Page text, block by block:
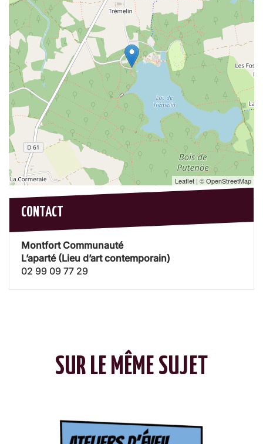
Leaflet | ©OpenStreetMap
CONTACT
Montfort Communauté
L’aparté (Lieu d’art contemporain)
02 99 09 77 29
SUR LE MÊME SUJET